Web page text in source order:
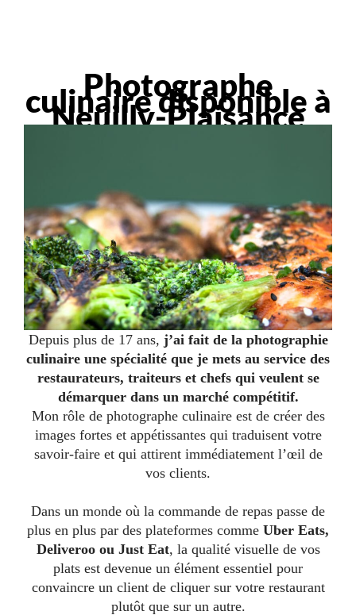
Photographe
culinaire disponible à
Neuilly-Plaisance
Depuis plus de 17 ans, j’ai fait de la photographie
culinaire une spécialité que je mets au service des
restaurateurs, traiteurs et chefs qui veulent se
démarquer dans un marché compétitif.
Mon rôle de photographe culinaire est de créer des
images fortes et appétissantes qui traduisent votre
savoir-faire et qui attirent immédiatement l’œil de
vos clients.
Dans un monde où la commande de repas passe de
plus en plus par des plateformes comme Uber Eats,
Deliveroo ou Just Eat, la qualité visuelle de vos
plats est devenue un élément essentiel pour
convaincre un client de cliquer sur votre restaurant
plutôt que sur un autre.